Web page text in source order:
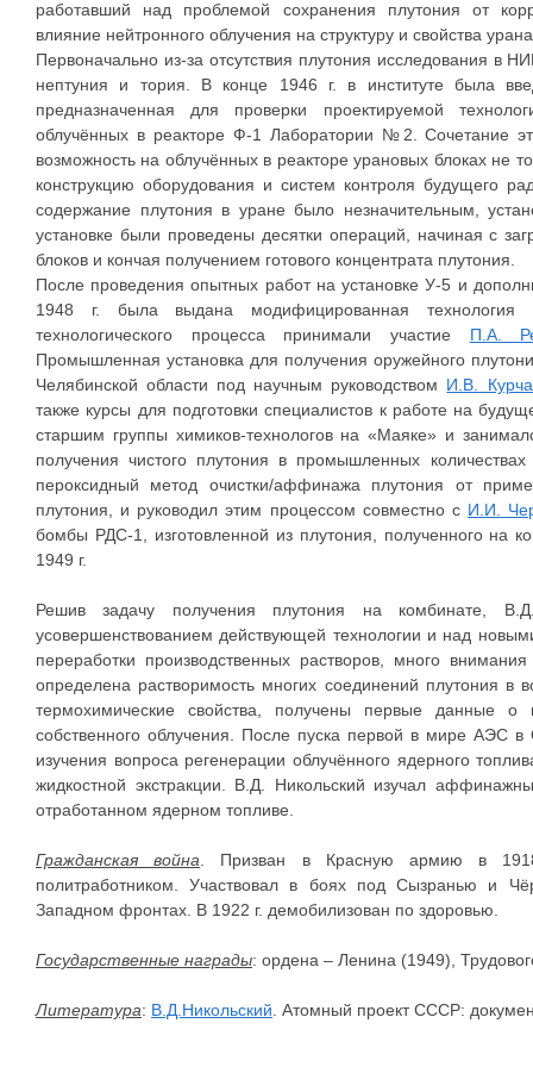
работавший над проблемой сохранения плутония от
влияние нейтронного облучения на структуру и свойства
Первоначально из-за отсутствия плутония исследования в
нептуния и тория. В конце 1946 г. в институте была
предназначенная для проверки проектируемой
облучённых в реакторе Ф-1 Лаборатории №2. Сочетание
возможность на облучённых в реакторе урановых блоках не
конструкцию оборудования и систем контроля будущего
содержание плутония в уране было незначительным,
установке были проведены десятки операций, начиная с
блоков и кончая получением готового концентрата плутония.
После проведения опытных работ на установке У-5 и
1948 г. была выдана модифицированная технология
технологического процесса принимали участие П.А.
Промышленная установка для получения оружейного
Челябинской области под научным руководством И.В.
также курсы для подготовки специалистов к работе на
старшим группы химиков-технологов на «Маяке» и
получения чистого плутония в промышленных
пероксидный метод очистки/аффинажа плутония от
плутония, и руководил этим процессом совместно с И.И.
бомбы РДС-1, изготовленной из плутония, полученного на
1949 г.
Решив задачу получения плутония на комбинате,
усовершенствованием действующей технологии и над
переработки производственных растворов, много
определена растворимость многих соединений плутония в
термохимические свойства, получены первые данные о
собственного облучения. После пуска первой в мире АЭС
изучения вопроса регенерации облучённого ядерного
жидкостной экстракции. В.Д. Никольский изучал
отработанном ядерном топливе.
Гражданская война . Призван в Красную армию в
политработником. Участвовал в боях под Сызранью и
Западном фронтах. В 1922 г. демобилизован по здоровью.
Государственные награды: ордена – Ленина (1949),
Литература: В.Д.Никольский . Атомный проект СССР: